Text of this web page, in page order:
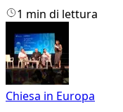
1 min di lettura
Chiesa in Europa